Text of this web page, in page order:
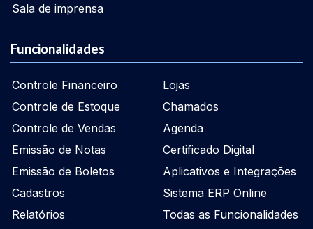
Sala de imprensa
Funcionalidades
Controle Financeiro
Controle de Estoque
Controle de Vendas
Emissão de Notas
Emissão de Boletos
Cadastros
Relatórios
Lojas
Chamados
Agenda
Certificado Digital
Aplicativos e Integrações
Sistema ERP Online
Todas as Funcionalidades